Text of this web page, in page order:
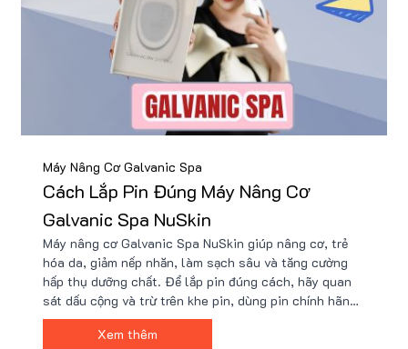
Máy Nâng Cơ Galvanic Spa
Cách Lắp Pin Đúng Máy Nâng Cơ
Galvanic Spa NuSkin
Máy nâng cơ Galvanic Spa NuSkin giúp nâng cơ, trẻ
hóa da, giảm nếp nhăn, làm sạch sâu và tăng cường
hấp thụ dưỡng chất. Để lắp pin đúng cách, hãy quan
sát dấu cộng và trừ trên khe pin, dùng pin chính hãng
và tránh lắp ngược. Tại Nu88, sản phẩm chính hãng có
giá ưu đãi 5.xxx.000 VND kèm combo quà tặng hấp
Xem thêm